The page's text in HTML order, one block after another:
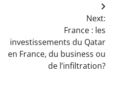
Next:
France : les
investissements du Qatar
en France, du business ou
de l’infiltration?